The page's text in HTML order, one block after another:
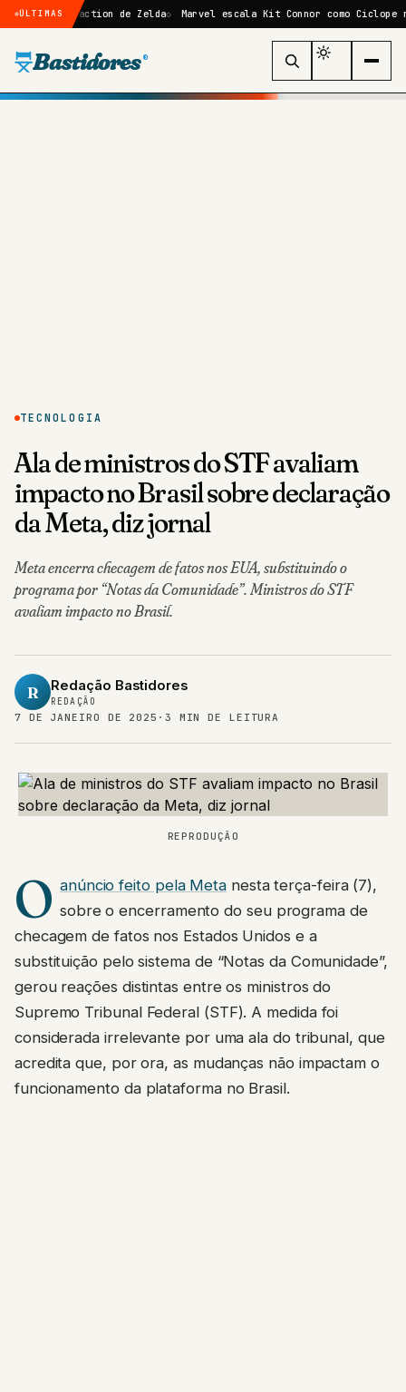
ÚLTIMAS
action de Zelda Marvel escala Kit Connor como Ciclope no reboot
Bastidores ®
TECNOLOGIA
Ala de ministros do STF avaliam
impacto no Brasil sobre declaração
da Meta, diz jornal
Meta encerra checagem de fatos nos EUA, substituindo o
programa por “Notas da Comunidade”. Ministros do STF
avaliam impacto no Brasil.
R Redação Bastidores
REDAÇÃO
7 DE JANEIRO DE 2025 · 3 MIN DE LEITURA
REPRODUÇÃO
O anúncio feito pela Meta nesta terça-feira (7),
sobre o encerramento do seu programa de
checagem de fatos nos Estados Unidos e a
substituição pelo sistema de “Notas da Comunidade”,
gerou reações distintas entre os ministros do
Supremo Tribunal Federal (STF). A medida foi
considerada irrelevante por uma ala do tribunal, que
acredita que, por ora, as mudanças não impactam o
funcionamento da plataforma no Brasil.